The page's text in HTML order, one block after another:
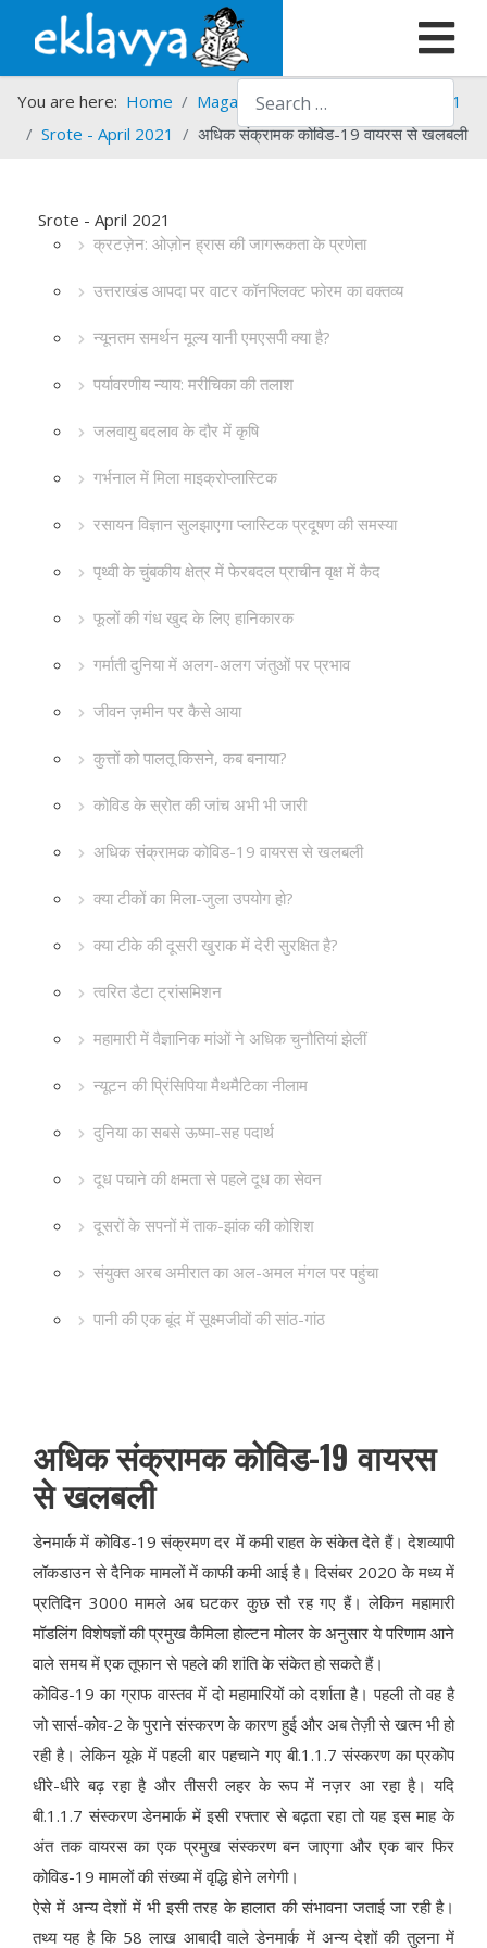
Search
You are here: Home Magazines Srote
Srote - 2021
Srote - April 2021
अधिक संक्रामक कोविड-19 वायरस से खलबली
Srote - April 2021
क्रटज़ेन: ओज़ोन ह्रास की जागरूकता के प्रणेता
उत्तराखंड आपदा पर वाटर कॉनफ्लिक्ट फोरम का वक्तव्य
न्यूनतम समर्थन मूल्य यानी एमएसपी क्या है?
पर्यावरणीय न्याय: मरीचिका की तलाश
जलवायु बदलाव के दौर में कृषि
गर्भनाल में मिला माइक्रोप्लास्टिक
रसायन विज्ञान सुलझाएगा प्लास्टिक प्रदूषण की समस्या
पृथ्वी के चुंबकीय क्षेत्र में फेरबदल प्राचीन वृक्ष में कैद
फूलों की गंध खुद के लिए हानिकारक
गर्माती दुनिया में अलग-अलग जंतुओं पर प्रभाव
जीवन ज़मीन पर कैसे आया
कुत्तों को पालतू किसने, कब बनाया?
कोविड के स्रोत की जांच अभी भी जारी
अधिक संक्रामक कोविड-19 वायरस से खलबली
क्या टीकों का मिला-जुला उपयोग हो?
क्या टीके की दूसरी खुराक में देरी सुरक्षित है?
त्वरित डैटा ट्रांसमिशन
महामारी में वैज्ञानिक मांओं ने अधिक चुनौतियां झेलीं
न्यूटन की प्रिंसिपिया मैथमैटिका नीलाम
दुनिया का सबसे ऊष्मा-सह पदार्थ
दूध पचाने की क्षमता से पहले दूध का सेवन
दूसरों के सपनों में ताक-झांक की कोशिश
संयुक्त अरब अमीरात का अल-अमल मंगल पर पहुंचा
पानी की एक बूंद में सूक्ष्मजीवों की सांठ-गांठ
अधिक संक्रामक कोविड-19 वायरस
से खलबली
डेनमार्क में कोविड-19 संक्रमण दर में कमी राहत के संकेत देते हैं। देशव्यापी
लॉकडाउन से दैनिक मामलों में काफी कमी आई है। दिसंबर 2020 के मध्य में
प्रतिदिन 3000 मामले अब घटकर कुछ सौ रह गए हैं। लेकिन महामारी
मॉडलिंग विशेषज्ञों की प्रमुख कैमिला होल्टन मोलर के अनुसार ये परिणाम आने
वाले समय में एक तूफान से पहले की शांति के संकेत हो सकते हैं।
कोविड-19 का ग्राफ वास्तव में दो महामारियों को दर्शाता है। पहली तो वह है
जो सार्स-कोव-2 के पुराने संस्करण के कारण हुई और अब तेज़ी से खत्म भी हो
रही है। लेकिन यूके में पहली बार पहचाने गए बी.1.1.7 संस्करण का प्रकोप
धीरे-धीरे बढ़ रहा है और तीसरी लहर के रूप में नज़र आ रहा है। यदि
बी.1.1.7 संस्करण डेनमार्क में इसी रफ्तार से बढ़ता रहा तो यह इस माह के
अंत तक वायरस का एक प्रमुख संस्करण बन जाएगा और एक बार फिर
कोविड-19 मामलों की संख्या में वृद्धि होने लगेगी।
ऐसे में अन्य देशों में भी इसी तरह के हालात की संभावना जताई जा रही है।
तथ्य यह है कि 58 लाख आबादी वाले डेनमार्क में अन्य देशों की तुलना में